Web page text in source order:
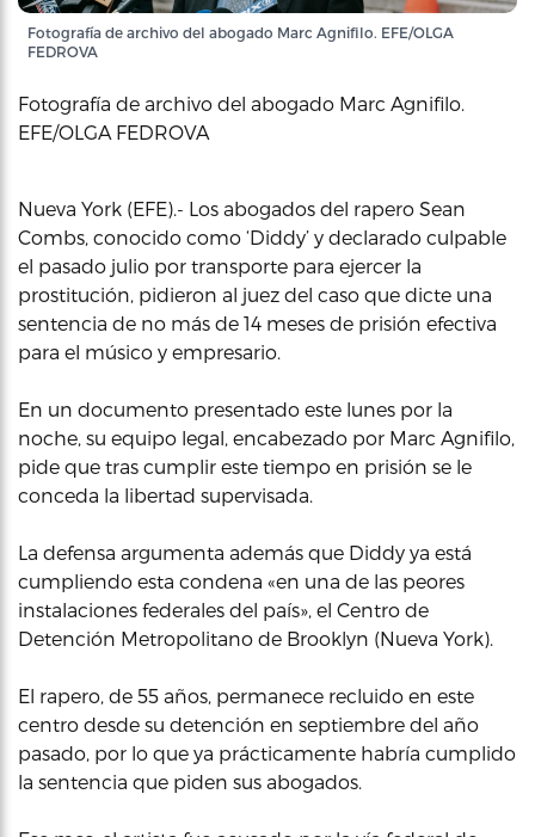
Fotografía de archivo del abogado Marc Agnifilo. EFE/OLGA
FEDROVA
Fotografía de archivo del abogado Marc Agnifilo.
EFE/OLGA FEDROVA
Nueva York (EFE).- Los abogados del rapero Sean
Combs, conocido como ‘Diddy’ y declarado culpable
el pasado julio por transporte para ejercer la
prostitución, pidieron al juez del caso que dicte una
sentencia de no más de 14 meses de prisión efectiva
para el músico y empresario.
En un documento presentado este lunes por la
noche, su equipo legal, encabezado por Marc Agnifilo,
pide que tras cumplir este tiempo en prisión se le
conceda la libertad supervisada.
La defensa argumenta además que Diddy ya está
cumpliendo esta condena «en una de las peores
instalaciones federales del país», el Centro de
Detención Metropolitano de Brooklyn (Nueva York).
El rapero, de 55 años, permanece recluido en este
centro desde su detención en septiembre del año
pasado, por lo que ya prácticamente habría cumplido
la sentencia que piden sus abogados.